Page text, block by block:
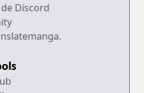
Discord